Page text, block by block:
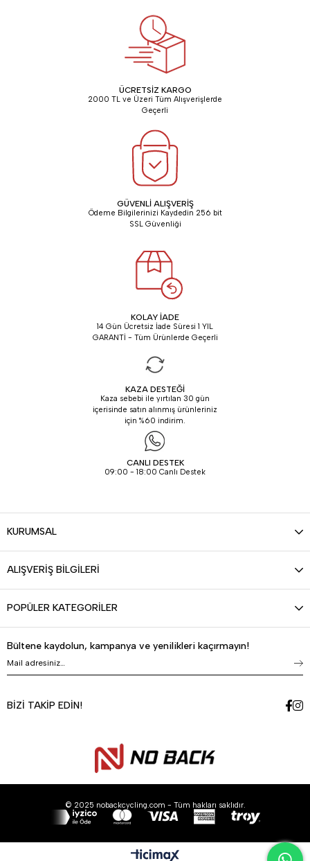
ÜCRETSİZ KARGO
2000 TL ve Üzeri Tüm Alışverişlerde
Geçerli
GÜVENLİ ALIŞVERİŞ
Ödeme Bilgilerinizi Kaydedin 256 bit
SSL Güvenliği
KOLAY İADE
14 Gün Ücretsiz İade Süresi 1 YIL
GARANTİ - Tüm Ürünlerde Geçerli
KAZA DESTEĞİ
Kaza sebebi ile yırtılan 30 gün
içerisinde satın alınmış ürünleriniz
için %60 indirim.
CANLI DESTEK
09:00 - 18:00 Canlı Destek
KURUMSAL
ALIŞVERİŞ BİLGİLERİ
POPÜLER KATEGORİLER
Bültene kaydolun, kampanya ve yenilikleri kaçırmayın!
BİZİ TAKİP EDİN!
© 2025 nobackcycling.com - Tüm hakları saklıdır.